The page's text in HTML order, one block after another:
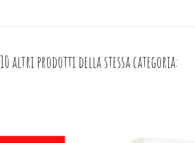
10 altri prodotti della stessa categoria: